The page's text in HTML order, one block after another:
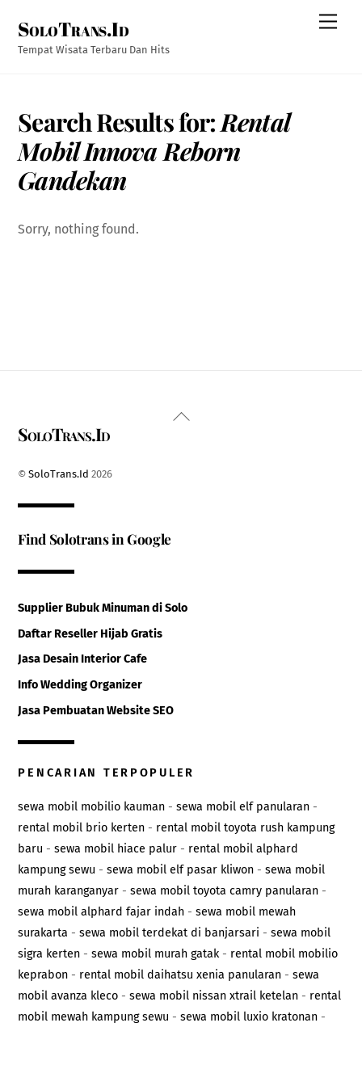
content
SoloTrans.Id
Tempat Wisata Terbaru Dan Hits
Search Results for:Rental
Mobil Innova Reborn
Gandekan
Sorry, nothing found.
Back
SoloTrans.Id
©SoloTrans.Id 2026
Find Solotrans in Google
Supplier Bubuk Minuman di Solo
Daftar Reseller Hijab Gratis
Jasa Desain Interior Cafe
Info Wedding Organizer
Jasa Pembuatan Website SEO
PENCARIAN TERPOPULER
sewa mobil mobilio kauman -sewa mobil elf panularan -
rental mobil brio kerten - rental mobil toyota rush kampung
baru -sewa mobil hiace palur - rental mobil alphard
kampung sewu -sewa mobil elf pasar kliwon -sewa mobil
murah karanganyar -sewa mobil toyota camry panularan -
sewa mobil alphard fajar indah -sewa mobil mewah
surakarta -sewa mobil terdekat di banjarsari -sewa mobil
sigra kerten -sewa mobil murah gatak- rental mobil mobilio
keprabon - rental mobil daihatsu xenia panularan -sewa
mobil avanza kleco -sewa mobil nissan xtrail ketelan - rental
mobil mewah kampung sewu -sewa mobil luxio kratonan -